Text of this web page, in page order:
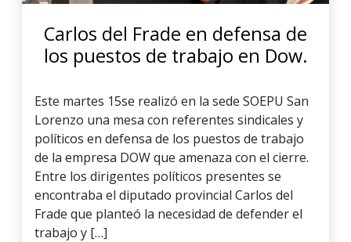
Carlos del Frade en defensa de
los puestos de trabajo en Dow.
Este martes 15se realizó en la sede SOEPU San
Lorenzo una mesa con referentes sindicales y
políticos en defensa de los puestos de trabajo
de la empresa DOW que amenaza con el cierre.
Entre los dirigentes políticos presentes se
encontraba el diputado provincial Carlos del
Frade que planteó la necesidad de defender el
trabajo y […]